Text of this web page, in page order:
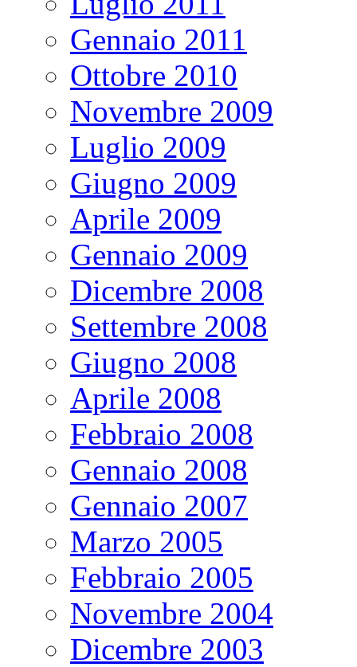
Gennaio 2011
Ottobre 2010
Novembre 2009
Luglio 2009
Giugno 2009
Aprile 2009
Gennaio 2009
Dicembre 2008
Settembre 2008
Giugno 2008
Aprile 2008
Febbraio 2008
Gennaio 2008
Gennaio 2007
Marzo 2005
Febbraio 2005
Novembre 2004
Dicembre 2003